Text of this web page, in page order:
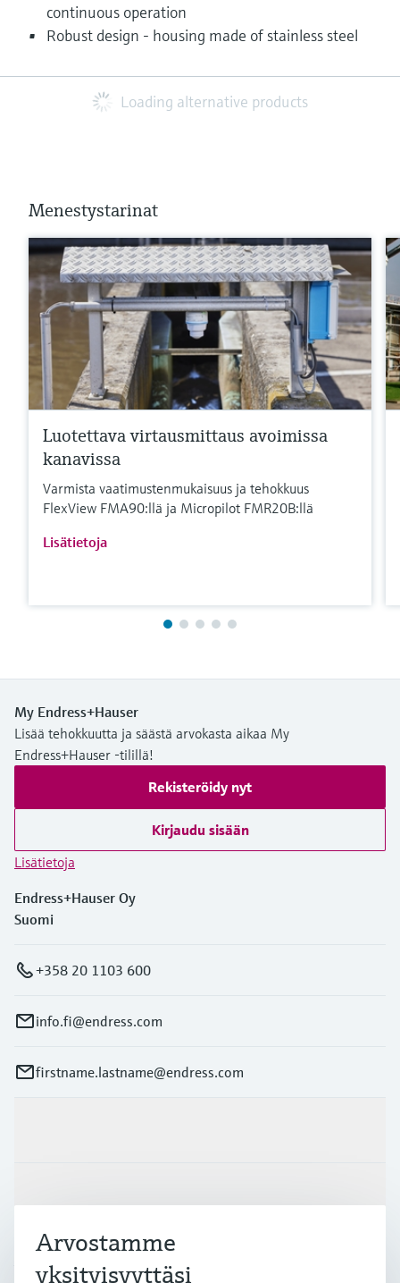
continuous operation
Robust design - housing made of stainless steel
Loading alternative products
Menestystarinat
Luotettava virtausmittaus avoimissa
kanavissa
Varmista vaatimustenmukaisuus ja tehokkuus
FlexView FMA90:llä ja Micropilot FMR20B:llä
Lisätietoja
My Endress+Hauser
Lisää tehokkuutta ja säästä arvokasta aikaa My
Endress+Hauser -tilillä!
Rekisteröidy nyt
Kirjaudu sisään
Lisätietoja
Endress+Hauser Oy
Suomi
+358 20 1103 600
info.fi@endress.com
firstname.lastname@endress.com
Arvostamme
yksityisyyttäsi